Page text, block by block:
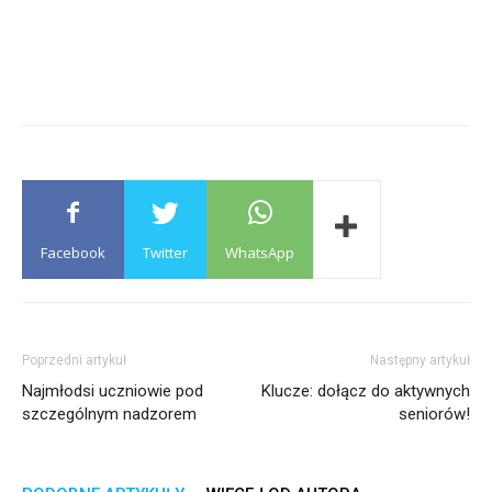
Facebook Twitter WhatsApp
Poprzedni artykuł
Najmłodsi uczniowie pod
szczególnym nadzorem
Następny artykuł
Klucze: dołącz do aktywnych
seniorów!